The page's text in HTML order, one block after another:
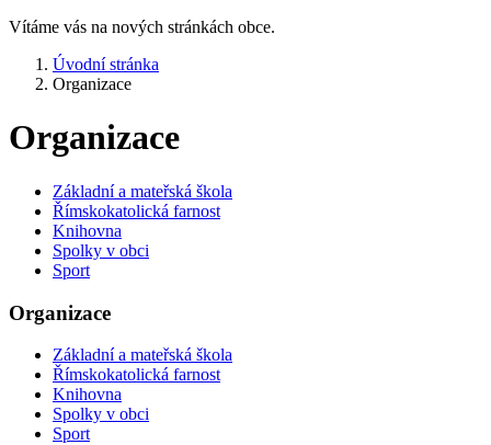
Vítáme vás na nových stránkách obce.
Úvodní stránka
Organizace
Organizace
Základní a mateřská škola
Římskokatolická farnost
Knihovna
Spolky v obci
Sport
Organizace
Základní a mateřská škola
Římskokatolická farnost
Knihovna
Spolky v obci
Sport